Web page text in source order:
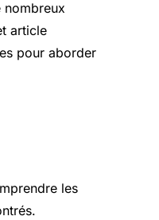
nombreux
article
pour aborder
les